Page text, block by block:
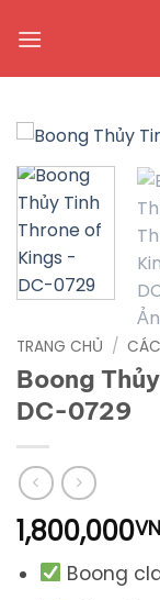
qua
TRANG CHỦ /
Boong
DC-0729
1,800,000
Boong